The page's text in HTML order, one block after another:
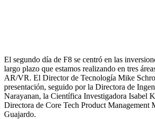
El segundo día de F8 se centró en las
largo plazo que estamos realizando en tres
AR/VR. El Director de Tecnología Mike
presentación, seguido por la Directora de
Narayanan, la Científica Investigadora Isabel
Directora de Core Tech Product Management
Guajardo.